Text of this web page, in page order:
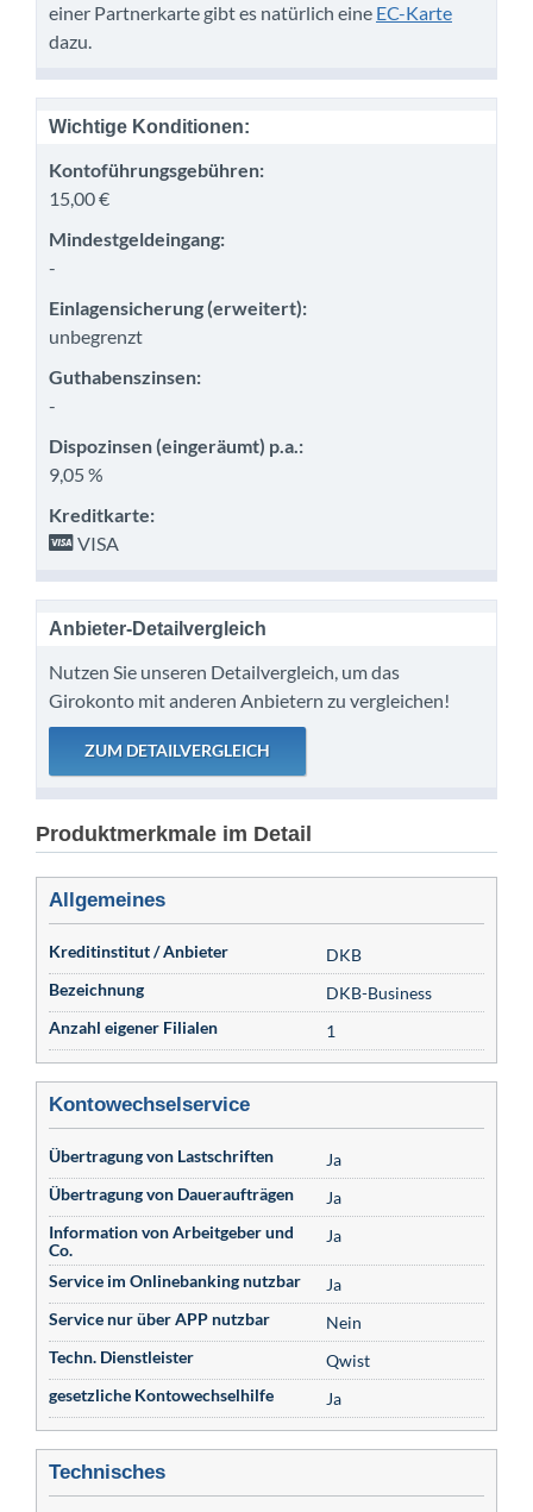
einer Partnerkarte gibt es natürlich eine EC-Karte
dazu.
Wichtige Konditionen:
Kontoführungsgebühren:
15,00 €
Mindestgeldeingang:
-
Einlagensicherung (erweitert):
unbegrenzt
Guthabenszinsen:
-
Dispozinsen (eingeräumt) p.a.:
9,05 %
Kreditkarte:
VISA
Anbieter-Detailvergleich
Nutzen Sie unseren Detailvergleich, um das
Girokonto mit anderen Anbietern zu vergleichen!
Produktmerkmale im Detail
Allgemeines
Kreditinstitut / Anbieter
DKB
Bezeichnung
DKB-Business
Anzahl eigener Filialen
1
Kontowechselservice
Übertragung von Lastschriften
Ja
Übertragung von Daueraufträgen
Ja
Information von Arbeitgeber und
Co.
Ja
Service im Onlinebanking nutzbar
Ja
Service nur über APP nutzbar
Nein
Techn. Dienstleister
Qwist
gesetzliche Kontowechselhilfe
Ja
Technisches